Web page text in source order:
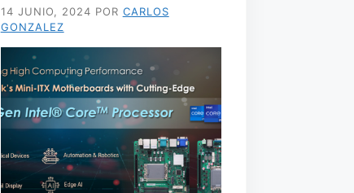
14 JUNIO, 2024 POR CARLOS
GONZALEZ